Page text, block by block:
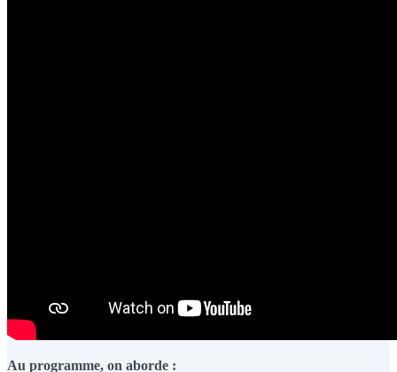
Au programme, on aborde :